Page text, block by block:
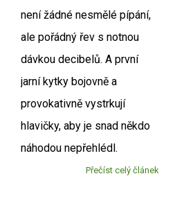
není žádné nesmělé pípání,
ale pořádný řev s notnou
dávkou decibelů. A první
jarní kytky bojovně a
provokativně vystrkují
hlavičky, aby je snad někdo
náhodou nepřehlédl.
Přečíst celý článek